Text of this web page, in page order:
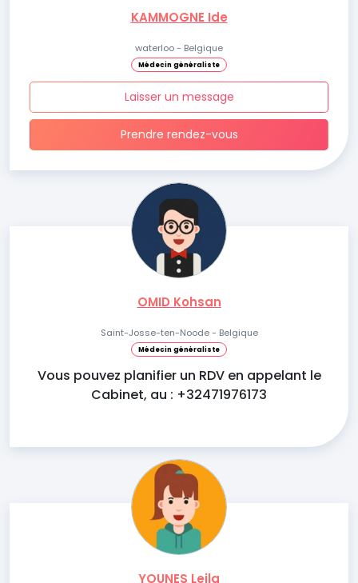
KAMMOGNE Ide
waterloo - Belgique
Médecin généraliste
Laisser un message
Prendre rendez-vous
OMID Kohsan
Saint-Josse-ten-Noode - Belgique
Médecin généraliste
Vous pouvez planifier un RDV en appelant le
Cabinet, au : +32471976173
YOUNES Leila